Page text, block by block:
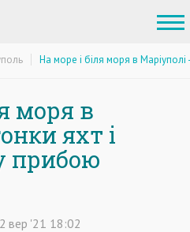
На море і біля моря в
моря в
яхт і
прибою
вер '21 18:02